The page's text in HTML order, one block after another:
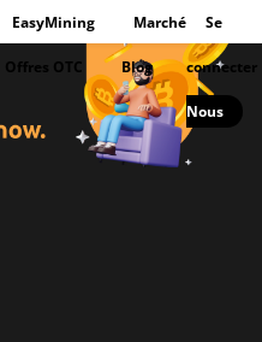
EasyMining Marché
Offres OTC Blog
Se
connecter
Nous